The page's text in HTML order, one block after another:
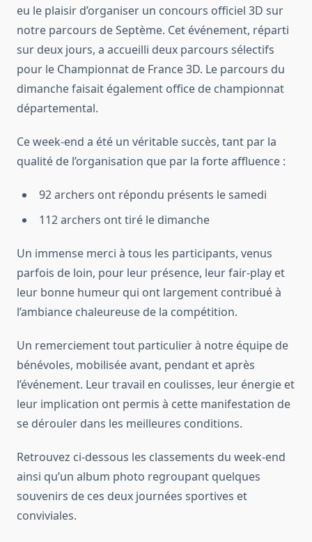
eu le plaisir d’organiser un concours officiel 3D sur
notre parcours de Septème. Cet événement, réparti
sur deux jours, a accueilli deux parcours sélectifs
pour le Championnat de France 3D. Le parcours du
dimanche faisait également office de championnat
départemental.
Ce week-end a été un véritable succès, tant par la
qualité de l’organisation que par la forte affluence :
92 archers ont répondu présents le samedi
112 archers ont tiré le dimanche
Un immense merci à tous les participants, venus
parfois de loin, pour leur présence, leur fair-play et
leur bonne humeur qui ont largement contribué à
l’ambiance chaleureuse de la compétition.
Un remerciement tout particulier à notre équipe de
bénévoles, mobilisée avant, pendant et après
l’événement. Leur travail en coulisses, leur énergie et
leur implication ont permis à cette manifestation de
se dérouler dans les meilleures conditions.
Retrouvez ci-dessous les classements du week-end
ainsi qu’un album photo regroupant quelques
souvenirs de ces deux journées sportives et
conviviales.